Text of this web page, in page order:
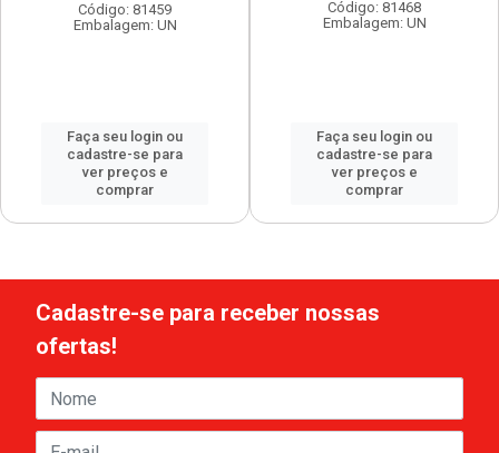
Código: 81459
Embalagem: UN
Faça seu login ou
cadastre-se para
ver preços e
comprar
Código: 81468
Embalagem: UN
Faça seu login ou
cadastre-se para
ver preços e
comprar
Cadastre-se para receber nossas
ofertas!